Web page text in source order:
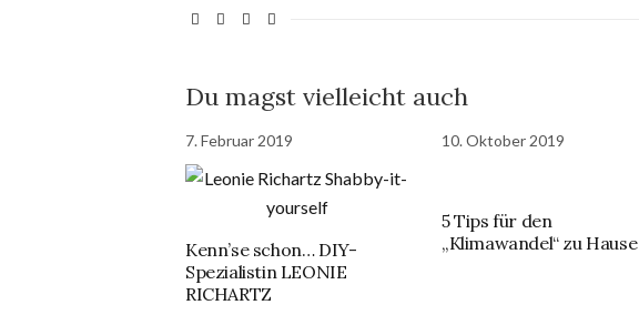
Du magst vielleicht auch
7. Februar 2019
Kenn’se schon… DIY-
Spezialistin LEONIE
RICHARTZ
10. Oktober 2019
5 Tips für den
„Klimawandel“ zu Hause